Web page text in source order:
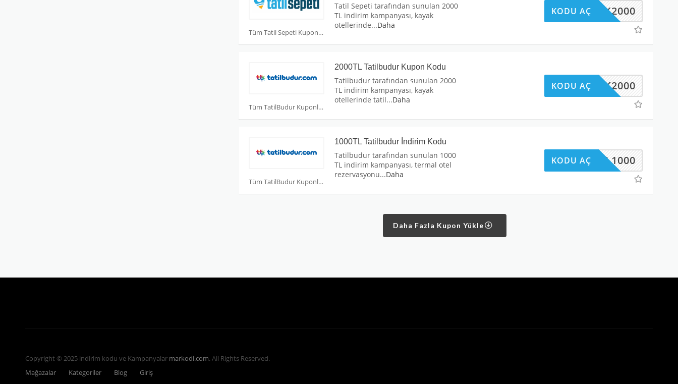
Tüm Tatil Sepeti Kuponları
Tatil Sepeti tarafından sunulan 2000
TL indirim kampanyası, kayak
otellerinde...Daha
AYAK2000
KODU AÇ
Tüm TatilBudur Kuponları
2000TL Tatilbudur Kupon Kodu
Tatilbudur tarafından sunulan 2000
TL indirim kampanyası, kayak
otellerinde tatil...Daha
AYAK2000
KODU AÇ
Tüm TatilBudur Kuponları
1000TL Tatilbudur İndirim Kodu
Tatilbudur tarafından sunulan 1000
TL indirim kampanyası, termal otel
rezervasyonu...Daha
RMAL1000
KODU AÇ
Daha Fazla Kupon Yükle
Copyright © 2025 indirim kodu ve Kampanyalar markodi.com. All Rights Reserved.
Mağazalar
Kategoriler Blog Giriş